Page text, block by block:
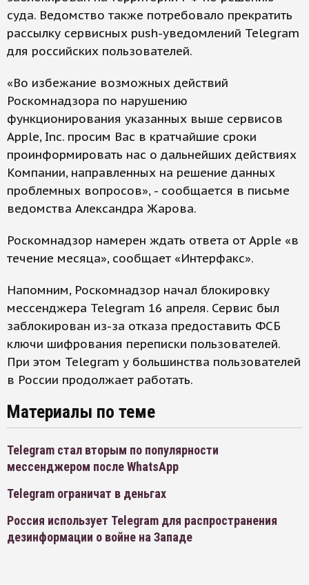
суда. Ведомство также потребовало прекратить
рассылку сервисных push-уведомлений Telegram
для российских пользователей.
«Во избежание возможных действий
Роскомнадзора по нарушению
функционирования указанных выше сервисов
Apple, Inc. просим Вас в кратчайшие сроки
проинформировать нас о дальнейших действиях
Компании, направленных на решение данных
проблемных вопросов», - сообщается в письме
ведомства Александра Жарова.
Роскомнадзор намерен ждать ответа от Apple «в
течение месяца», сообщает «Интерфакс».
Напомним, Роскомнадзор начал блокировку
мессенджера Telegram 16 апреля. Сервис был
заблокирован из-за отказа предоставить ФСБ
ключи шифрования переписки пользователей.
При этом Telegram у большинства пользователей
в России продолжает работать.
Материалы по теме
Telegram стал вторым по популярности
мессенджером после WhatsApp
Telegram ограничат в деньгах
Россия использует Telegram для распространения
дезинформации о войне на Западе